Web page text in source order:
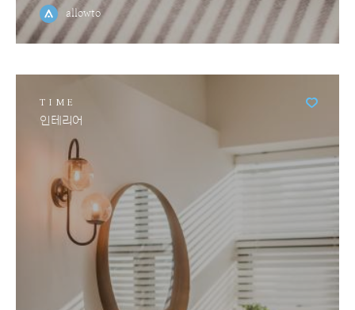
allowto
TIME
인테리어